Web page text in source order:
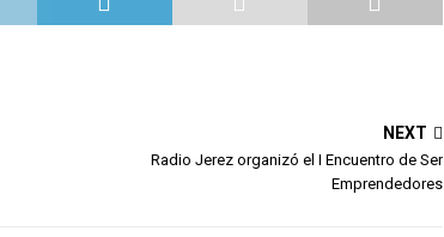
NEXT
Radio Jerez organizó el I Encuentro de Ser
Emprendedores